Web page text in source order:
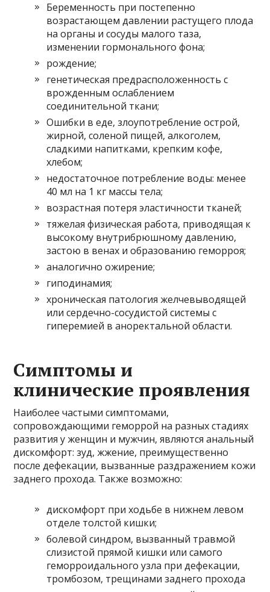
Беременность при постепенно
возрастающем давлении растущего плода
на органы и сосуды малого таза,
изменении гормонального фона;
рождение;
генетическая предрасположенность с
врожденным ослаблением
соединительной ткани;
Ошибки в еде, злоупотребление острой,
жирной, соленой пищей, алкоголем,
сладкими напитками, крепким кофе,
хлебом;
недостаточное потребление воды: менее
40 мл на 1 кг массы тела;
возрастная потеря эластичности тканей;
тяжелая физическая работа, приводящая к
высокому внутрибрюшному давлению,
застою в венах и образованию геморроя;
аналогично ожирение;
гиподинамия;
хроническая патология желчевыводящей
или сердечно-сосудистой системы с
гиперемией в аноректальной области.
Симптомы и
клинические проявления
Наиболее частыми симптомами,
сопровождающими геморрой на разных стадиях
развития у женщин и мужчин, являются анальный
дискомфорт: зуд, жжение, преимущественно
после дефекации, вызванные раздражением кожи
заднего прохода. Также возможно:
дискомфорт при ходьбе в нижнем левом
отделе толстой кишки;
болевой синдром, вызванный травмой
слизистой прямой кишки или самого
геморроидального узла при дефекации,
тромбозом, трещинами заднего прохода